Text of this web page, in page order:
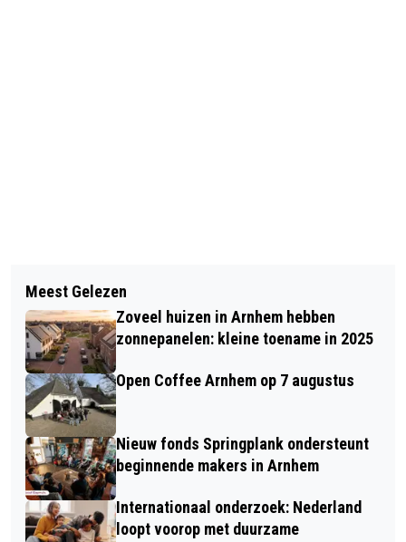
MEER KUNST IN DE OPENBARE
RUIMTE
DOE MEE AAN WANDELEN VOOR
WATER OP 15 MEI
Meest Gelezen
Zoveel huizen in Arnhem hebben
zonnepanelen: kleine toename in 2025
Open Coffee Arnhem op 7 augustus
Nieuw fonds Springplank ondersteunt
beginnende makers in Arnhem
Internationaal onderzoek: Nederland
loopt voorop met duurzame